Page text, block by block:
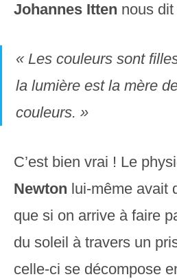
Johannes Itten nous dit
« Les couleurs sont
la lumière est la mère
couleurs. »
C’est bien vrai ! Le
Newton lui-même avait
que si on arrive à faire
du soleil à travers un
celle-ci se décompose